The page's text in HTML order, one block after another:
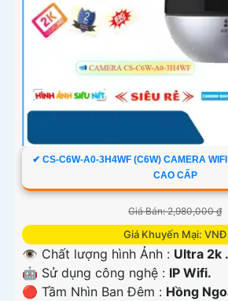
✔ CS-C6W-A0-3H4WF (C6W) CAMERA
CAO CẤP
Giá Bán: 2,980,000 ₫
Giá Khuyến Mại: VNĐ
👁 Chất lượng hình Ảnh : Ultra 2k .
🤖️ Sử dụng công nghệ : IP Wifi.
🔴 Tầm Nhìn Ban Đêm : Hồng